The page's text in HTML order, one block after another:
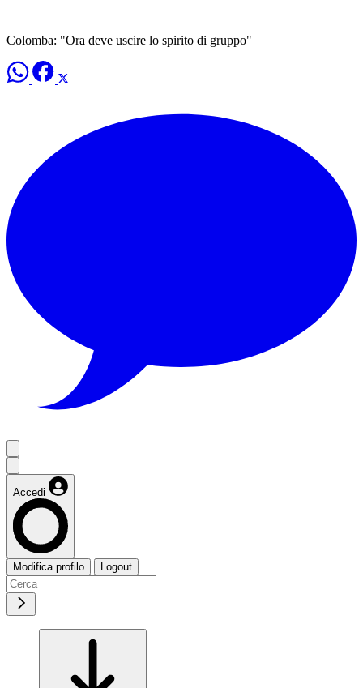
Colomba: "Ora deve uscire lo spirito di gruppo"
Accedi
Modifica profilo Logout